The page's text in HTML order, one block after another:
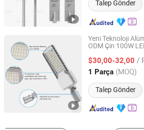
Talep Gönder
Yeni Teknoloji
ODM Çin 100W
$30,00-32,00 /
1 Parça (MOQ)
Talep Gönder
Shenzhen Romanso Electronic Co., Ltd.
Guangdong, China Fiyat